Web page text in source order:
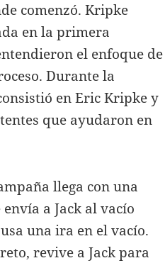
comenzó. Kripke
en la primera
el enfoque de
Durante la
en Eric Kripke y
que ayudaron en
llega con una
a Jack al vacío
una ira en el vacío.
revive a Jack para